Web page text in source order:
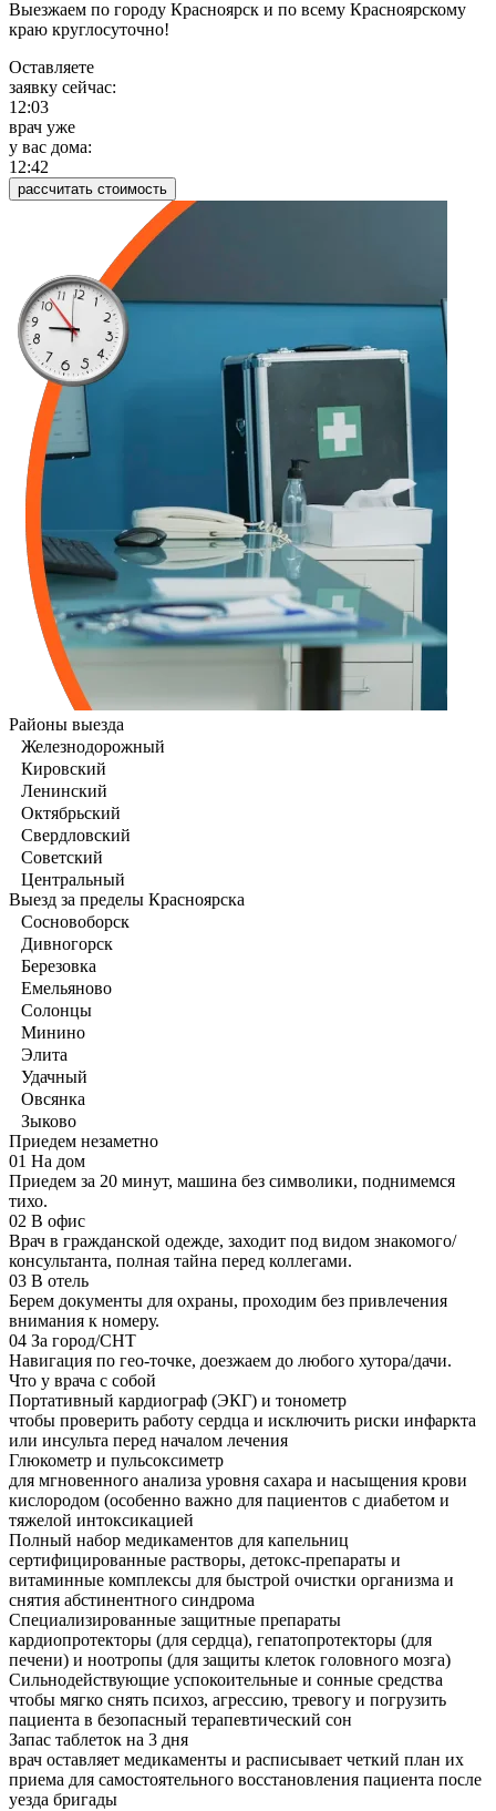
Выезжаем по городу Красноярск и по всему Красноярскому
краю круглосуточно!
Оставляете
заявку сейчас:
12:03
врач уже
у вас дома:
12:42
рассчитать стоимость
Районы выезда
Железнодорожный
Кировский
Ленинский
Октябрьский
Свердловский
Советский
Центральный
Выезд за пределы Красноярска
Сосновоборск
Дивногорск
Березовка
Емельяново
Солонцы
Минино
Элита
Удачный
Овсянка
Зыково
Приедем незаметно
01 На дом
Приедем за 20 минут, машина без символики, поднимемся
тихо.
02 В офис
Врач в гражданской одежде, заходит под видом знакомого/
консультанта, полная тайна перед коллегами.
03 В отель
Берем документы для охраны, проходим без привлечения
внимания к номеру.
04 За город/СНТ
Навигация по гео-точке, доезжаем до любого хутора/дачи.
Что у врача с собой
Портативный кардиограф (ЭКГ) и тонометр
чтобы проверить работу сердца и исключить риски инфаркта
или инсульта перед началом лечения
Глюкометр и пульсоксиметр
для мгновенного анализа уровня сахара и насыщения крови
кислородом (особенно важно для пациентов с диабетом и
тяжелой интоксикацией
Полный набор медикаментов для капельниц
сертифицированные растворы, детокс-препараты и
витаминные комплексы для быстрой очистки организма и
снятия абстинентного синдрома
Специализированные защитные препараты
кардиопротекторы (для сердца), гепатопротекторы (для
печени) и ноотропы (для защиты клеток головного мозга)
Сильнодействующие успокоительные и сонные средства
чтобы мягко снять психоз, агрессию, тревогу и погрузить
пациента в безопасный терапевтический сон
Запас таблеток на 3 дня
врач оставляет медикаменты и расписывает четкий план их
приема для самостоятельного восстановления пациента после
уезда бригады